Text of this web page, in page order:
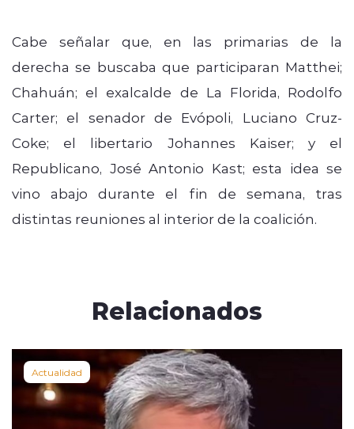
Cabe señalar que, en las primarias de la
derecha se buscaba que participaran Matthei;
Chahuán; el exalcalde de La Florida, Rodolfo
Carter; el senador de Evópoli, Luciano Cruz-
Coke; el libertario Johannes Kaiser; y el
Republicano, José Antonio Kast; esta idea se
vino abajo durante el fin de semana, tras
distintas reuniones al interior de la coalición.
Relacionados
Actualidad